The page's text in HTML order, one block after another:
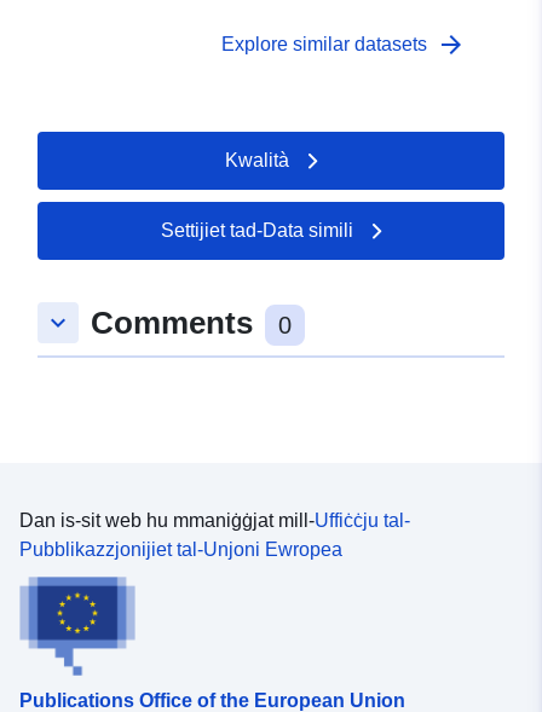
Explore similar datasets arrow_forward
Kwalità
Settijiet tad-Data simili
keyboard_arrow_down Comments 0
Dan is-sit web hu mmaniġġjat mill-Uffiċċju tal-
Pubblikazzjonijiet tal-Unjoni Ewropea
Publications Office of the European Union